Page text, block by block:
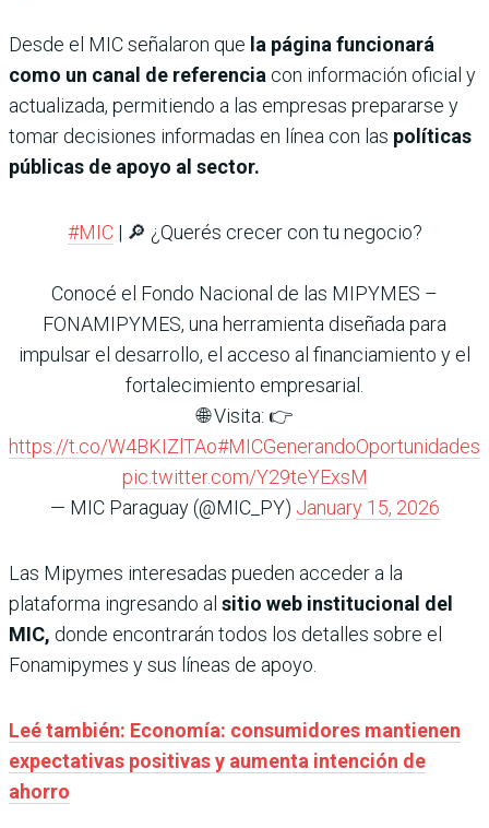
Desde el MIC señalaron que la página funcionará
como un canal de referencia con información oficial y
actualizada, permitiendo a las empresas prepararse y
tomar decisiones informadas en línea con las políticas
públicas de apoyo al sector.
#MIC| 🔎 ¿Querés crecer con tu negocio?
Conocé el Fondo Nacional de las MIPYMES –
FONAMIPYMES, una herramienta diseñada para
impulsar el desarrollo, el acceso al financiamiento y el
fortalecimiento empresarial.
🌐 Visita: 👉
https://t.co/W4BKIZlTAo#MICGenerandoOportunidades
pic.twitter.com/Y29teYExsM
— MIC Paraguay (@MIC_PY) January 15, 2026
Las Mipymes interesadas pueden acceder a la
plataforma ingresando al sitio web institucional del
MIC, donde encontrarán todos los detalles sobre el
Fonamipymes y sus líneas de apoyo.
Leé también: Economía: consumidores mantienen
expectativas positivas y aumenta intención de
ahorro